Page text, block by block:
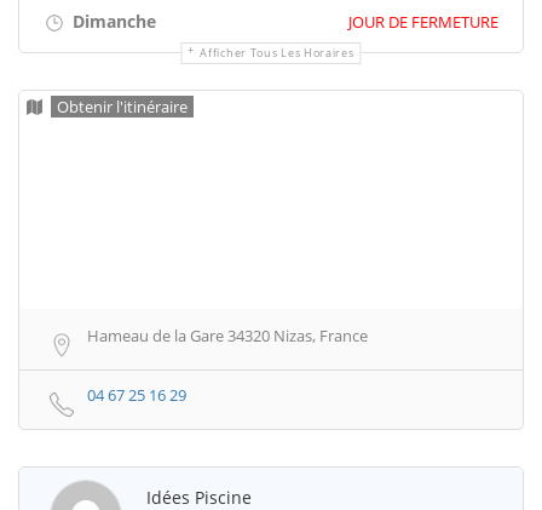
Dimanche JOUR DE FERMETURE
Afficher Tous Les Horaires
Obtenir l'itinéraire
Hameau de la Gare 34320 Nizas, France
04 67 25 16 29
Idées Piscine